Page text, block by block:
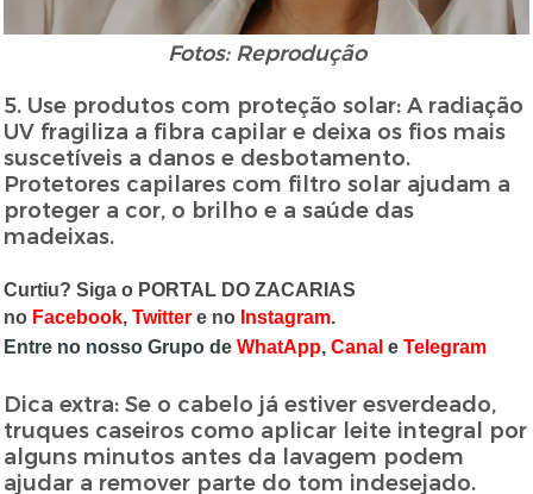
Fotos: Reprodução
5. Use produtos com proteção solar: A radiação
UV fragiliza a fibra capilar e deixa os fios mais
suscetíveis a danos e desbotamento.
Protetores capilares com filtro solar ajudam a
proteger a cor, o brilho e a saúde das
madeixas.
Curtiu? Siga o PORTAL DO ZACARIAS
no Facebook,Twitter e no Instagram.
Entre no nosso Grupo deWhatApp,Canal eTelegram
Dica extra: Se o cabelo já estiver esverdeado,
truques caseiros como aplicar leite integral por
alguns minutos antes da lavagem podem
ajudar a remover parte do tom indesejado.